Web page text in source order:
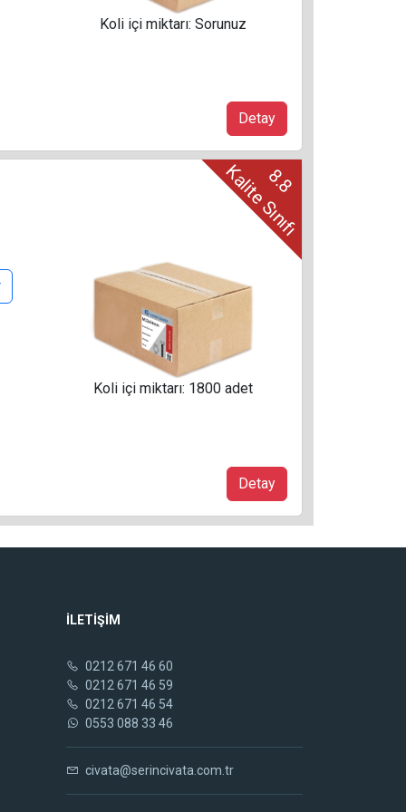
Detay
Koli içi miktarı: Sorunuz
8.8
Kalite Sınıfı
Detay
Koli içi miktarı: 1800 adet
İLETİŞİM
0212 671 46 60
0212 671 46 59
0212 671 46 54
0553 088 33 46
civata@serincivata.com.tr